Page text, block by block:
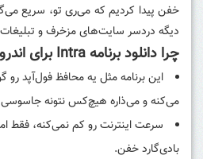
خفن پیدا کردیم که می‌ری تو، سریع
دیگه دردسر سایت‌های مزخرف و تبلیغات
چرا دانلود برنامه Intra برای اندروید واجبه؟
می‌کنه و می‌ذاره هیچ‌کس نتونه
سرعت اینترنت رو کم نمی‌کنه، فقط
بادی‌گارد خفن.